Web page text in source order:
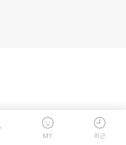
MY 최근